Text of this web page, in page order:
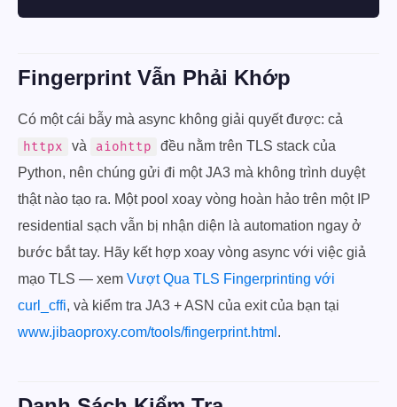
Fingerprint Vẫn Phải Khớp
Có một cái bẫy mà async không giải quyết được: cả
httpx
và aiohttp
đều nằm trên TLS stack của
Python, nên chúng gửi đi một JA3 mà không trình duyệt
thật nào tạo ra. Một pool xoay vòng hoàn hảo trên một IP
residential sạch vẫn bị nhận diện là automation ngay ở
bước bắt tay. Hãy kết hợp xoay vòng async với việc giả
mạo TLS — xem Vượt Qua TLS Fingerprinting với
curl_cffi, và kiểm tra JA3 + ASN của exit của bạn tại
www.jibaoproxy.com/tools/fingerprint.html .